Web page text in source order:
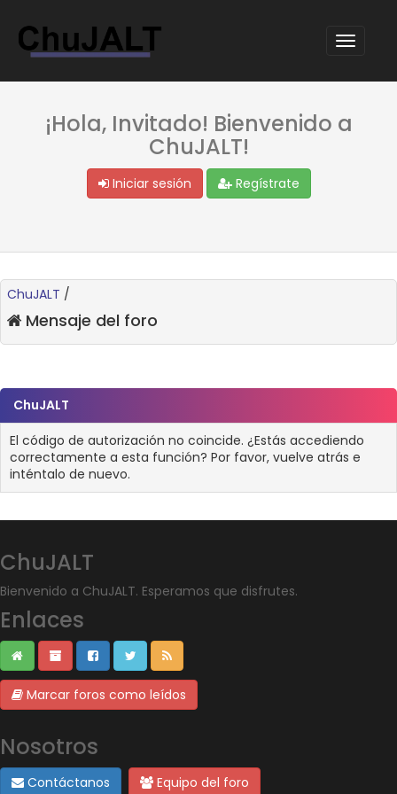
¡Hola, Invitado! Bienvenido a
ChuJALT!
Iniciar sesión Regístrate
ChuJALT /
Mensaje del foro
ChuJALT
El código de autorización no coincide. ¿Estás accediendo
correctamente a esta función? Por favor, vuelve atrás e
inténtalo de nuevo.
ChuJALT
Bienvenido a ChuJALT. Esperamos que disfrutes.
Enlaces
Marcar foros como leídos
Nosotros
Contáctanos Equipo del foro